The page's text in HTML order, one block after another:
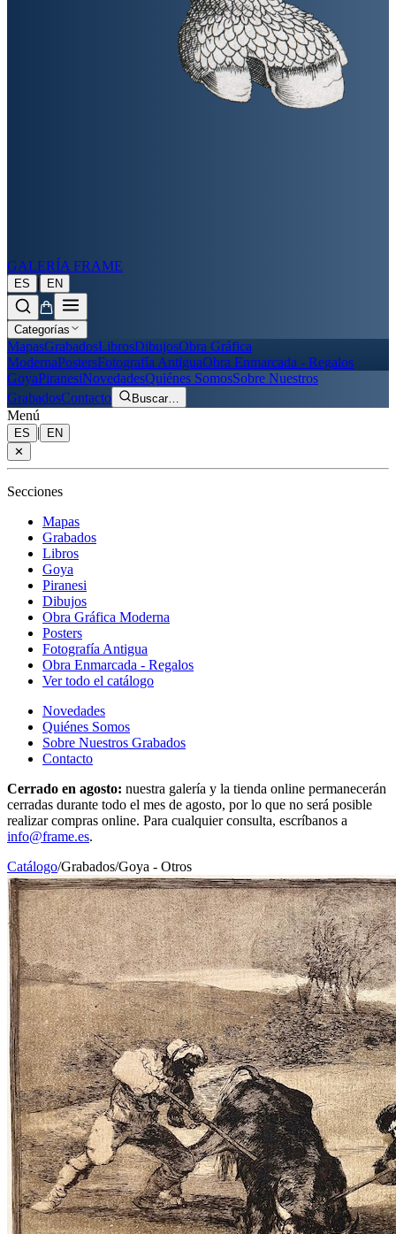
GALERÍA FRAME
ES | EN
Categorías
MapasGrabadosLibrosDibujosObra Gráfica
ModernaPostersFotografía AntiguaObra Enmarcada - Regalos
GoyaPiranesiNovedadesQuiénes SomosSobre Nuestros
GrabadosContacto Buscar…
Menú
ES |
EN
✕
Secciones
Mapas
Grabados
Libros
Goya
Piranesi
Dibujos
Obra Gráfica Moderna
Posters
Fotografía Antigua
Obra Enmarcada - Regalos
Ver todo el catálogo
Novedades
Quiénes Somos
Sobre Nuestros Grabados
Contacto
Cerrado en agosto: nuestra galería y la tienda online permanecerán
cerradas durante todo el mes de agosto, por lo que no será posible
realizar compras online. Para cualquier consulta, escríbanos a
info@frame.es.
Catálogo/Grabados/Goya - Otros